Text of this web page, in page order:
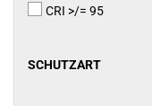
CRI >/= 95
SCHUTZART
SCHUTZART